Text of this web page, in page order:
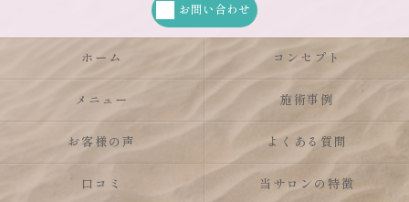
お問い合わせ
ホーム コンセプト
メニュー 施術事例
お客様の声 よくある質問
口コミ 当サロンの特徴